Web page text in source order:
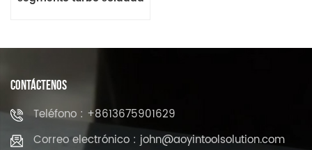
CONTÁCTENOS
Teléfono : +8613675901629
Correo electrónico : john@aoyintoolsolution.com